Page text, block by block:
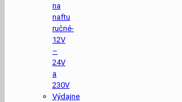
na
naftu
ručné-
12V
–
24V
a
230V
Výdajne